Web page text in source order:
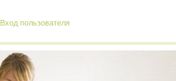
Вход пользователя